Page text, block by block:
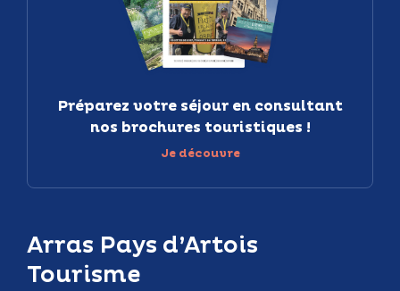
Arras Pays d’Artois
Tourisme
Préparez votre séjour en consultant
nos brochures touristiques !
Je découvre